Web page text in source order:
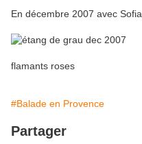
En décembre 2007 avec Sofia
flamants roses
#Balade en Provence
Partager